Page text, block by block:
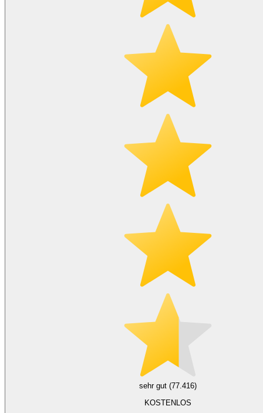
sehr gut (77.416)
KOSTENLOS